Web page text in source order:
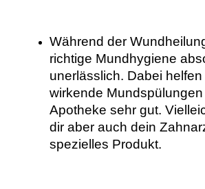
Während der
richtige Mundhygiene
unerlässlich. Dabei helfen
wirkende
Apotheke sehr gut.
dir aber auch dein
spezielles Produkt.